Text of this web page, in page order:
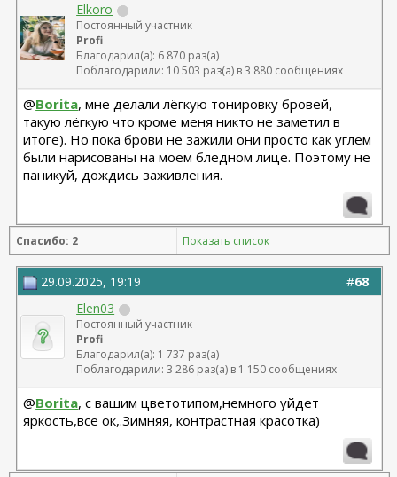
Elkoro
Постоянный участник
Profi
Благодарил(а): 6 870 раз(а)
Поблагодарили: 10 503 раз(а) в 3 880 сообщениях
@Borita, мне делали лёгкую тонировку бровей,
такую лёгкую что кроме меня никто не заметил в
итоге). Но пока брови не зажили они просто как углем
были нарисованы на моем бледном лице. Поэтому не
паникуй, дождись заживления.
Спасибо: 2 Показать список
#68
29.09.2025, 19:19
Elen03
Постоянный участник
Profi
Благодарил(а): 1 737 раз(а)
Поблагодарили: 3 286 раз(а) в 1 150 сообщениях
@Borita, с вашим цветотипом,немного уйдет
яркость,все ок,.Зимняя, контрастная красотка)